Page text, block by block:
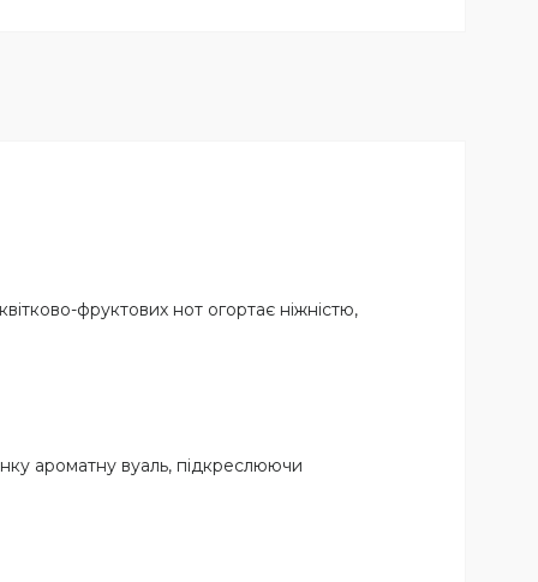
фруктових нот огортає ніжністю,
ароматну вуаль, підкреслюючи